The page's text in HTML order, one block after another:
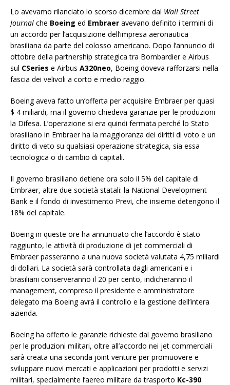
Lo avevamo rilanciato lo scorso dicembre dal Wall Street
Journal che Boeing ed Embraer avevano definito i termini di
un accordo per l’acquisizione dell’impresa aeronautica
brasiliana da parte del colosso americano. Dopo l’annuncio di
ottobre della partnership strategica tra Bombardier e Airbus
sul CSeries e Airbus A320neo, Boeing doveva rafforzarsi nella
fascia dei velivoli a corto e medio raggio.
Boeing aveva fatto un’offerta per acquisire Embraer per quasi
$ 4 miliardi, ma il governo chiedeva garanzie per le produzioni
la Difesa. L’operazione si era quindi fermata perché lo Stato
brasiliano in Embraer ha la maggioranza dei diritti di voto e un
diritto di veto su qualsiasi operazione strategica, sia essa
tecnologica o di cambio di capitali.
Il governo brasiliano detiene ora solo il 5% del capitale di
Embraer, altre due società statali: la National Development
Bank e il fondo di investimento Previ, che insieme detengono il
18% del capitale.
Boeing in queste ore ha annunciato che l’accordo è stato
raggiunto, le attività di produzione di jet commerciali di
Embraer passeranno a una nuova società valutata 4,75 miliardi
di dollari. La società sarà controllata dagli americani e i
brasiliani conserveranno il 20 per cento, indicheranno il
management, compreso il presidente e amministratore
delegato ma Boeing avrà il controllo e la gestione dell’intera
azienda.
Boeing ha offerto le garanzie richieste dal governo brasiliano
per le produzioni militari, oltre all’accordo nei jet commerciali
sarà creata una seconda joint venture per promuovere e
sviluppare nuovi mercati e applicazioni per prodotti e servizi
militari, specialmente l’aereo militare da trasporto Kc-390.